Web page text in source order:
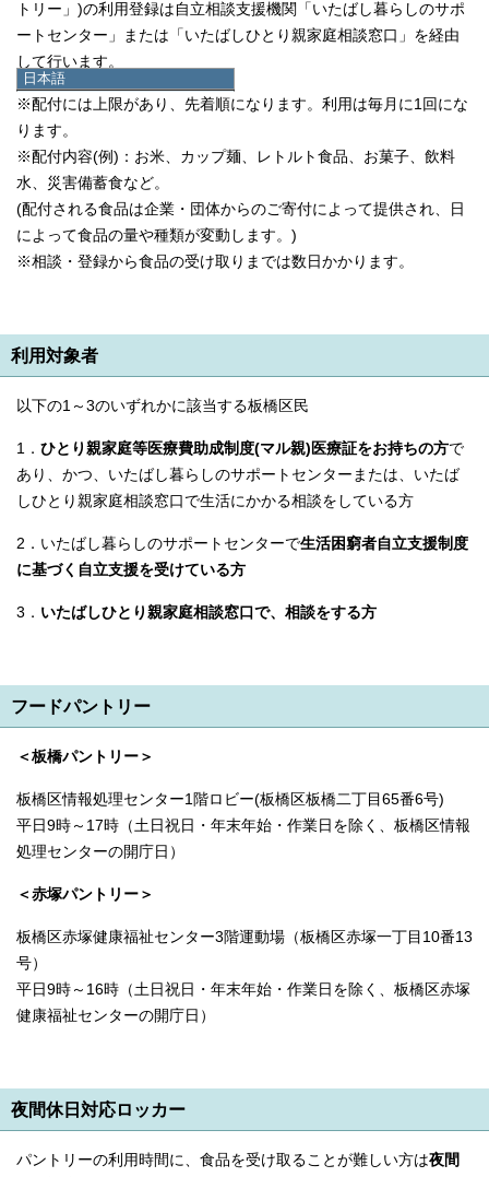
日本語
日本語
English
한국어
简体中文
繁體中文
トリー」)の利用登録は自立相談支援機関「いたばし暮らしのサポ
ートセンター」または「いたばしひとり親家庭相談窓口」を経由
して行います。
※配付には上限があり、先着順になります。利用は毎月に1回にな
ります。
※配付内容(例)：お米、カップ麺、レトルト食品、お菓子、飲料
水、災害備蓄食など。
(配付される食品は企業・団体からのご寄付によって提供され、日
によって食品の量や種類が変動します。)
※相談・登録から食品の受け取りまでは数日かかります。
利用対象者
以下の1～3のいずれかに該当する板橋区民
1． ひとり親家庭等医療費助成制度(マル親)医療証をお持ちの方で
あり、かつ、いたばし暮らしのサポートセンターまたは、いたば
しひとり親家庭相談窓口で生活にかかる相談をしている方
2．いたばし暮らしのサポートセンターで生活困窮者自立支援制度
に基づく自立支援を受けている方
3． いたばしひとり親家庭相談窓口で、相談をする方
フードパントリー
＜板橋パントリー＞
板橋区情報処理センター1階ロビー(板橋区板橋二丁目65番6号)
平日9時～17時（土日祝日・年末年始・作業日を除く、板橋区情報
処理センターの開庁日）
＜赤塚パントリー＞
板橋区赤塚健康福祉センター3階運動場（板橋区赤塚一丁目10番13
号）
平日9時～16時（土日祝日・年末年始・作業日を除く、板橋区赤塚
健康福祉センターの開庁日）
夜間休日対応ロッカー
パントリーの利用時間に、食品を受け取ることが難しい方は夜間